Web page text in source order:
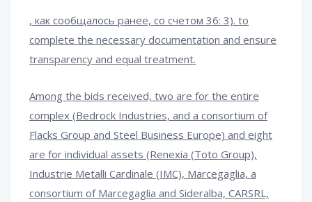
, как сообщалось ранее, со счетом 36: 3). to
complete the necessary documentation and ensure
transparency and equal treatment.
Among the bids received, two are for the entire
complex (Bedrock Industries, and a consortium of
Flacks Group and Steel Business Europe) and eight
are for individual assets (Renexia (Toto Group),
Industrie Metalli Cardinale (IMC), Marcegaglia, a
consortium of Marcegaglia and Sideralba, CARSRL,